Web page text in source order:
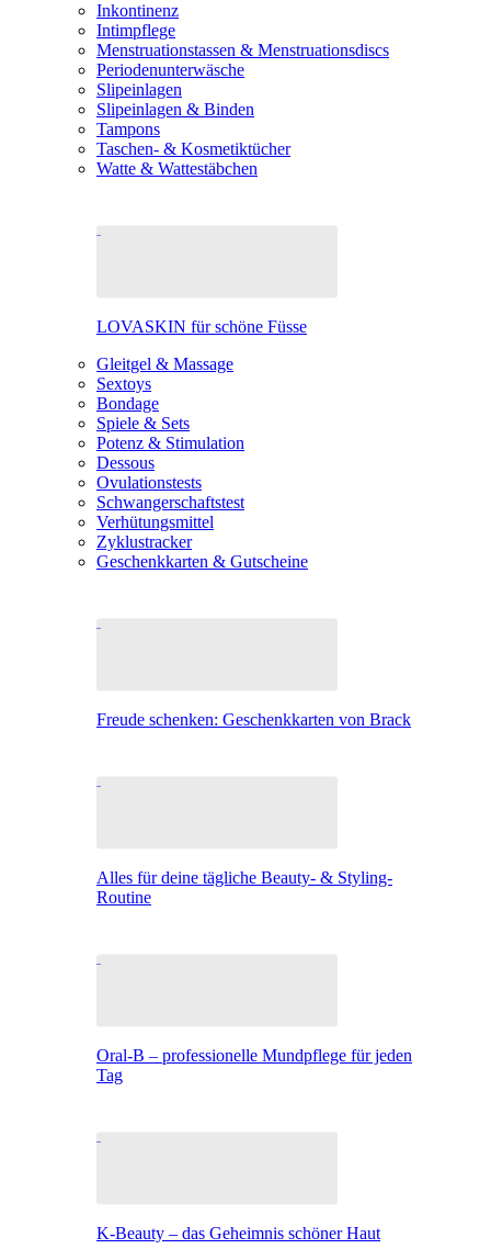
Inkontinenz
Intimpflege
Menstruationstassen & Menstruationsdiscs
Periodenunterwäsche
Slipeinlagen
Slipeinlagen & Binden
Tampons
Taschen- & Kosmetiktücher
Watte & Wattestäbchen
LOVASKIN für schöne Füsse
Gleitgel & Massage
Sextoys
Bondage
Spiele & Sets
Potenz & Stimulation
Dessous
Ovulationstests
Schwangerschaftstest
Verhütungsmittel
Zyklustracker
Geschenkkarten & Gutscheine
Freude schenken: Geschenkkarten von Brack
Alles für deine tägliche Beauty- & Styling-
Routine
Oral-B – professionelle Mundpflege für jeden
Tag
K-Beauty – das Geheimnis schöner Haut